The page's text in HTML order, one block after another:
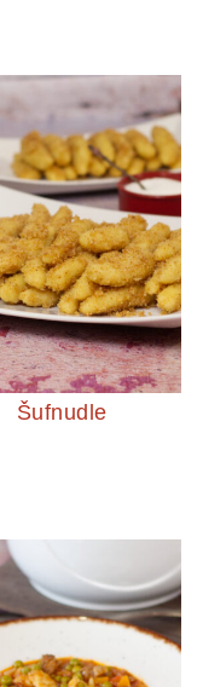
Šufnudle